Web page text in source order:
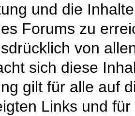
und die
Forums zu
von
sich diese
gilt für alle auf
Links und